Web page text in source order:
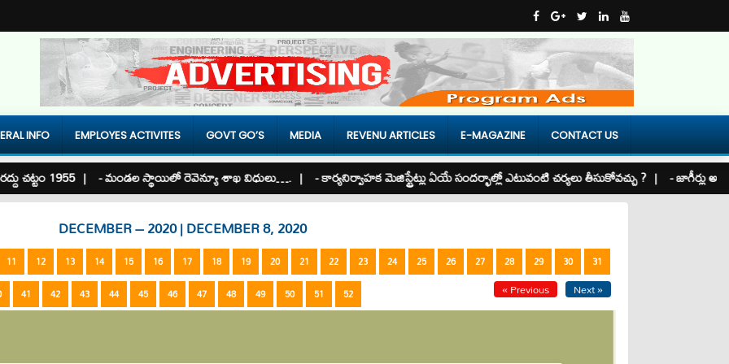
INFO EMPLOYES ACTIVITES GOVT GO’S MEDIA REVENU ARTICLES E-MAGAZINE CONTACT US
1955 |- మండల స్థాయిలో రెవెన్యూ శాఖ విధులు…. |- కార్యనిర్వాహక మెజిస్ట్రేట్లు ఏయే సందర్భాల్లో ఎటువంటి చర్యలు తీసుకోవచ్చు ? | - జాగీర్లు అంటే .
DECEMBER – 2020 | DECEMBER 8, 2020
11 12 13 14 15 16 17 18 19 20 21 22 23 24 25 26 27 28 29 30
31
41 42 43 44 45 46 47 48 49 50 51 52 « Previous Next »